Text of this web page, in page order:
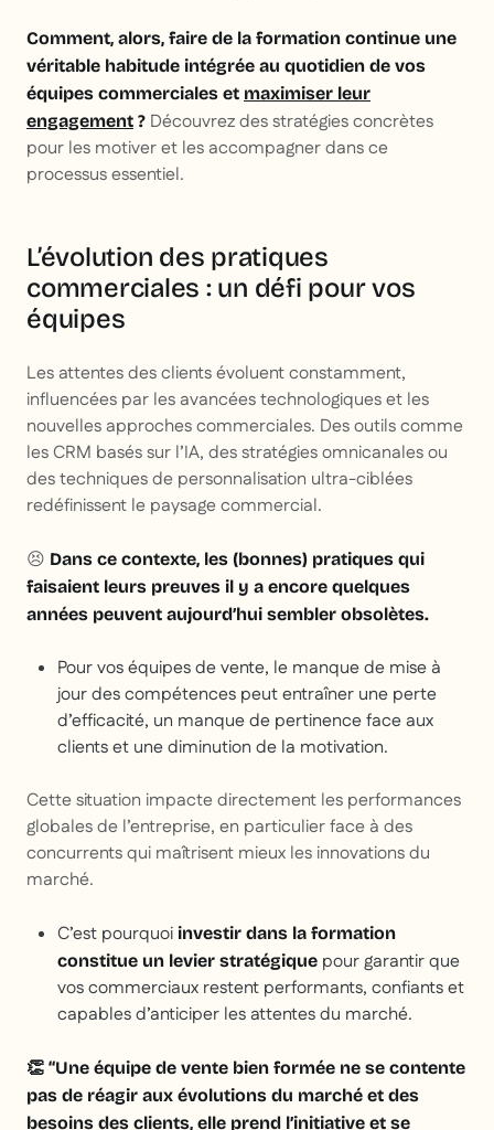
Comment, alors, faire de la formation continue une
véritable habitude intégrée au quotidien de vos
équipes commerciales et maximiser leur
engagement ? Découvrez des stratégies concrètes
pour les motiver et les accompagner dans ce
processus essentiel.
L’évolution des pratiques
commerciales : un défi pour vos
équipes
Les attentes des clients évoluent constamment,
influencées par les avancées technologiques et les
nouvelles approches commerciales. Des outils comme
les CRM basés sur l’IA, des stratégies omnicanales ou
des techniques de personnalisation ultra-ciblées
redéfinissent le paysage commercial.
😣 Dans ce contexte, les (bonnes) pratiques qui
faisaient leurs preuves il y a encore quelques
années peuvent aujourd’hui sembler obsolètes.
Pour vos équipes de vente, le manque de mise à
jour des compétences peut entraîner une perte
d’efficacité, un manque de pertinence face aux
clients et une diminution de la motivation.
Cette situation impacte directement les performances
globales de l’entreprise, en particulier face à des
concurrents qui maîtrisent mieux les innovations du
marché.
C’est pourquoi investir dans la formation
constitue un levier stratégique pour garantir que
vos commerciaux restent performants, confiants et
capables d’anticiper les attentes du marché.
👏 “Une équipe de vente bien formée ne se contente
pas de réagir aux évolutions du marché et des
besoins des clients, elle prend l’initiative et se